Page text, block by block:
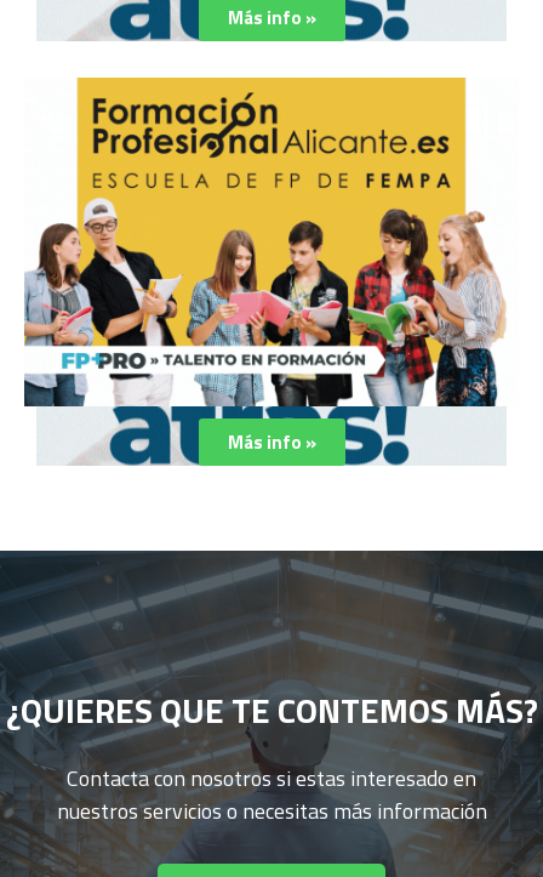
Más info »
Más info »
¿QUIERES QUE TE CONTEMOS MÁS?
Contacta con nosotros si estas interesado en
nuestros servicios o necesitas más información